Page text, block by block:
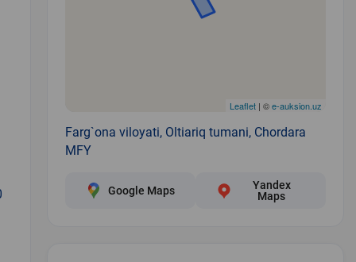
Leaflet| ©e-auksion.uz
Farg`ona viloyati, Oltiariq tumani, Chordara
MFY
Google Maps
Yandex
Maps